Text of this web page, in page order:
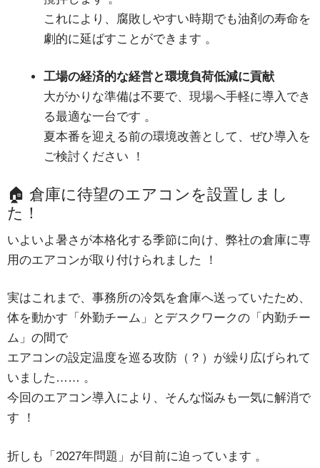
これにより、腐敗しやすい時期でも油剤の寿命を
劇的に延ばすことができます 。
工場の経済的な経営と環境負荷低減に貢献
大がかりな準備は不要で、現場へ手軽に導入でき
る最適な一台です 。
夏本番を迎える前の環境改善として、ぜひ導入を
ご検討ください
！
🏠 倉庫に待望のエアコンを設置しまし
た！
いよいよ暑さが本格化する季節に向け、弊社の倉庫に専
用のエアコンが取り付けられました
！
実はこれまで、事務所の冷気を倉庫へ送っていたため、
体を動かす「外勤チーム」とデスクワークの「内勤チー
ム」の間で
エアコンの設定温度を巡る攻防（？）が繰り広げられて
いました…… 。
今回のエアコン導入により、そんな悩みも一気に解消で
す
！
折しも「2027年問題」が目前に迫っています 。